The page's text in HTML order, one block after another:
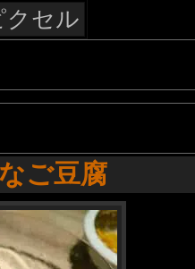
クセル
ご豆腐